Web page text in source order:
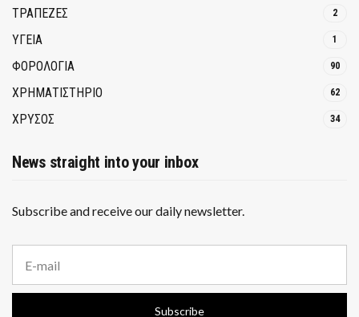
ΤΡΆΠΕΖΕΣ 2
ΥΓΕΙΑ 1
ΦΟΡΟΛΟΓΙΑ 90
ΧΡΗΜΑΤΙΣΤΗΡΙΟ 62
ΧΡΥΣΟΣ 34
News straight into your inbox
Subscribe and receive our daily newsletter.
a
i
Subscribe